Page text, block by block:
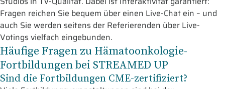
Fragen reichen Sie bequem über einen Live-Chat ein – und
auch Sie werden seitens der Referierenden über Live-
Votings vielfach eingebunden.
Häufige Fragen zu Hämatoonkologie-
Fortbildungen bei STREAMED UP
Sind die Fortbildungen CME-zertifiziert?